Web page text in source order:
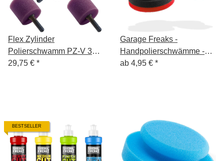
Flex Zylinder
Polierschwamm PZ-V 35
HEX 5 Stück lila
29,75 € *
Garage Freaks -
Handpolierschwämme -
hart, medium, soft, wax
ab 4,95 € *
BESTSELLER